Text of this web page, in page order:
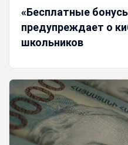
«Бесплатные
предупреждает о
школьников